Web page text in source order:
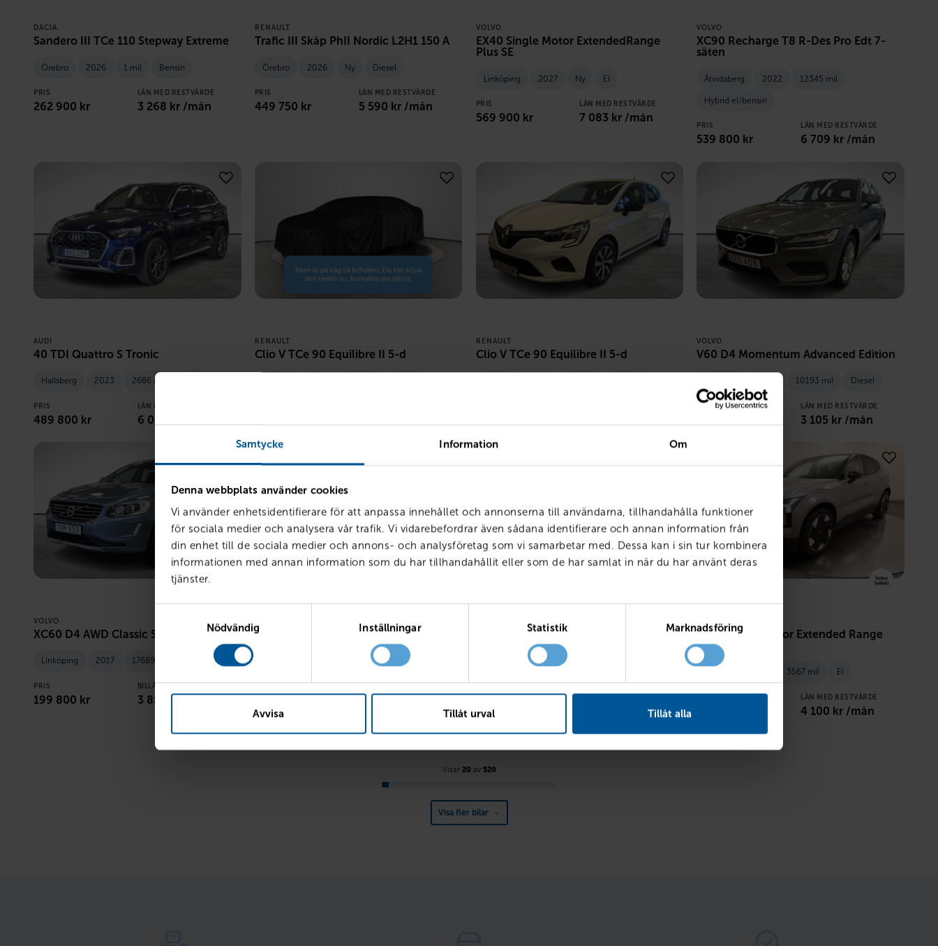
Samtycke Information Om
Denna webbplats använder cookies
Vi använder enhetsidentifierare för att anpassa innehållet och annonserna till användarna, tillhandahålla funktioner
för sociala medier och analysera vår trafik. Vi vidarebefordrar även sådana identifierare och annan information från
din enhet till de sociala medier och annons- och analysföretag som vi samarbetar med. Dessa kan i sin tur kombinera
informationen med annan information som du har tillhandahållit eller som de har samlat in när du har använt deras
tjänster.
Nödvändig
Inställningar Statistik Marknadsföring
Avvisa Tillåt urval Tillåt alla
DACIA
Sandero III TCe 110 Stepway Extreme
Örebro 2026 1 mil Bensin
PRIS
262 900 kr
LÅN MED RESTVÄRDE
3 268 kr /mån
RENAULT
Trafic III Skåp PhII Nordic L2H1 150 A
Örebro 2026 Ny Diesel
PRIS
449 750 kr
LÅN MED RESTVÄRDE
5 590 kr /mån
VOLVO
EX40 Single Motor ExtendedRange
Plus SE
Linköping 2027 Ny El
PRIS
569 900 kr
LÅN MED RESTVÄRDE
7 083 kr /mån
VOLVO
XC90 Recharge T8 R-Des Pro Edt 7-
säten
Åtvidaberg 2022 12345 mil
Hybrid el/bensin
PRIS
539 800 kr
LÅN MED RESTVÄRDE
6 709 kr /mån
AUDI
40 TDI Quattro S Tronic
Hallsberg 2023 2686 mil
PRIS
489 800 kr
LÅN MED RESTVÄRDE
6 088
RENAULT
Clio V TCe 90 Equilibre II 5-d
RENAULT
Clio V TCe 90 Equilibre II 5-d
VOLVO
V60 D4 Momentum Advanced Edition
10193 mil Diesel
PRIS LÅN MED RESTVÄRDE
3 105 kr /mån
VOLVO
XC60 D4 AWD Classic Summum
Linköping 2017 17689 mil
PRIS
199 800 kr
BILLÅN
3 857 kr /mån
5,7 HEMI
15816 mil
Bensin
PRIS
439 800
V60 Cross Country D4 AWD
Momentum BE PRO
PRIS
149 100 kr /mån
EX30 Single Motor Extended Range
Plus
3567 mil El
LÅN MED RESTVÄRDE
4 100 kr /mån
Visar 20 av 520
Visa fler bilar